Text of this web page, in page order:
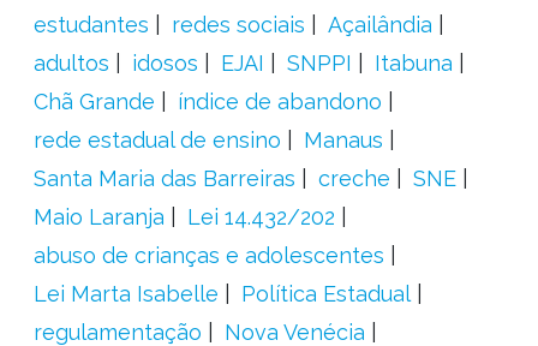
estudantes
redes sociais
Açailândia
adultos
idosos EJAI SNPPI
Itabuna
Chã Grande
índice de abandono
rede estadual de ensino
Manaus
Santa Maria das Barreiras
creche
SNE
Maio Laranja
Lei 14.432/202
abuso de crianças e adolescentes
Lei Marta Isabelle
Política Estadual
regulamentação
Nova Venécia